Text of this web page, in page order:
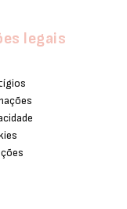
legais